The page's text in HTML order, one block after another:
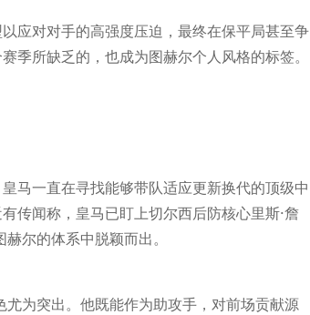
应对对手的高强度压迫，最终在保平局甚至争
季所缺乏的，也成为图赫尔个人风格的标签。
马一直在寻找能够带队适应更新换代的顶级中
传闻称，皇马已盯上切尔西后防核心里斯·詹
尔的体系中脱颖而出。
为突出。他既能作为助攻手，对前场贡献源